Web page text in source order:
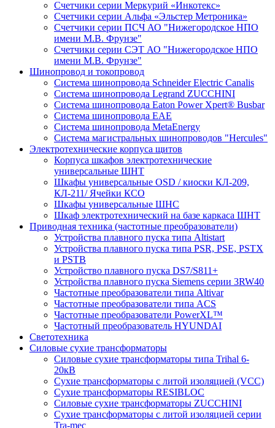
Счетчики серии Меркурий «Инкотекс»
Счетчики серии Альфа «Эльстер Метроника»
Счетчики серии ПСЧ АО "Нижегородское НПО
имени М.В. Фрунзе"
Счетчики серии СЭТ АО "Нижегородское НПО
имени М.В. Фрунзе"
Шинопровод и токопровод
Система шинопровода Schneider Electric Canalis
Система шинопровода Legrand ZUCCHINI
Система шинопровода Eaton Power Xpert® Busbar
Система шинопровода EAE
Система шинопровода MetaEnergy
Система магистральных шинопроводов "Hercules"
Электротехнические корпуса щитов
Корпуса шкафов электротехнические
универсальные ШНТ
Шкафы универсальные OSD / киоски КЛ-209,
КЛ-211/ Ячейки КСО
Шкафы универсальные ШНС
Шкаф электротехнический на базе каркаса ШНТ
Приводная техника (частотные преобразователи)
Устройства плавного пуска типа Altistart
Устройства плавного пуска типа PSR, PSE, PSTX
и PSTB
Устройство плавного пуска DS7/S811+
Устройства плавного пуска Siemens серии 3RW40
Частотные преобразователи типа Altivar
Частотные преобразователи типа ACS
Частотные преобразователи PowerXL™
Частотный преобразователь HYUNDAI
Светотехника
Силовые сухие трансформаторы
Силовые сухие трансформаторы типа Trihal 6-
20кВ
Сухие трансформаторы с литой изоляцией (VCC)
Сухие трансформаторы RESIBLOC
Силовые сухие трансформаторы ZUCCHINI
Сухие трансформаторы с литой изоляцией серии
Tra-mec